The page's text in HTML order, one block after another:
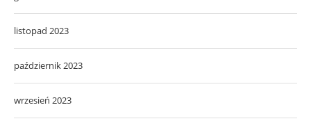
listopad 2023
październik 2023
wrzesień 2023